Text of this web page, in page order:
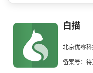
白描
北京优零
备案号：